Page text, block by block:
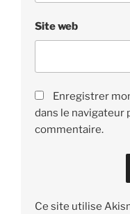
Site web
Enregistrer
dans le navigateur
commentaire.
Ce site utilise